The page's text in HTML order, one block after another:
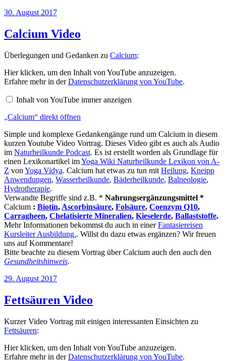
Veröffentlicht
30. August 2017
Calcium Video
Überlegungen und Gedanken zu Calcium:
„Calcium“
von
YouTube
Hier klicken, um den Inhalt von YouTube anzuzeigen.
Erfahre mehr in derDatenschutzerklärung von YouTube.
Inhalt von YouTube immer anzeigen
„Calcium“ direkt öffnen
Simple und komplexe Gedankengänge rund um Calcium in diesem
kurzen Youtube Video Vortrag. Dieses Video gibt es auch als Audio
im Naturheilkunde Podcast. Es ist erstellt worden als Grundlage für
einen Lexikonartikel imYoga Wiki Naturheilkunde Lexikon von A-
Z von Yoga Vidya. Calcium hat etwas zu tun mit Heilung, Kneipp
Anwendungen, Wasserheilkunde, Bäderheilkunde, Balneologie,
Hydrotherapie.
Verwandte Begriffe sind z.B. * Nahrungsergänzungsmittel *
Calcium : Biotin, Ascorbinsäure, Folsäure, Coenzym Q10,
Carragheen, Chelatisierte Mineralien, Kieselerde, Ballaststoffe.
Mehr Informationen bekommst du auch in einerFantasiereisen
Kursleiter Ausbildung.. Willst du dazu etwas ergänzen? Wir freuen
uns auf Kommentare!
Bitte beachte zu diesem Vortrag über Calcium auch den auch den
Gesundheitshinweis.
Veröffentlicht
29. August 2017
Fettsäuren Video
Kurzer Video Vortrag mit einigen interessanten Einsichten zu
Fettsäuren:
„Fettsäuren“
von
Hier klicken, um den Inhalt von YouTube anzuzeigen.
Erfahre mehr in derDatenschutzerklärung von YouTube.